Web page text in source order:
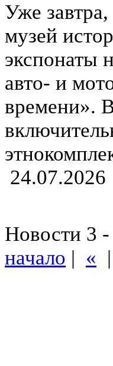
Уже
музей
экспонаты
авто- и
времени».
24.07.2026
Новости 3
начало | « |